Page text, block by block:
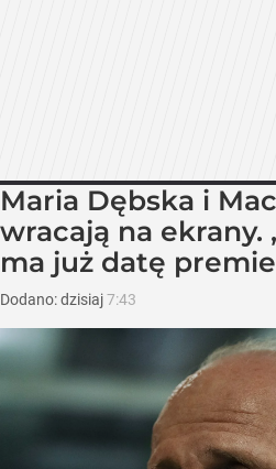
Maria Dębska i
wracają na ekrany.
ma już datę
Dodano:dzisiaj7:43